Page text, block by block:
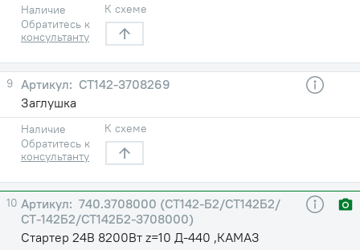
Наличие
Обратитесь к
консультанту
К схеме
9
СТ142-3708269
Заглушка
Наличие
Обратитесь к
консультанту
К схеме
10
740.3708000 (СТ142-Б2/СТ142Б2/
СТ-142Б2/СТ142Б2-3708000)
Стартер 24В 8200Вт z=10 Д-440 ,КАМАЗ